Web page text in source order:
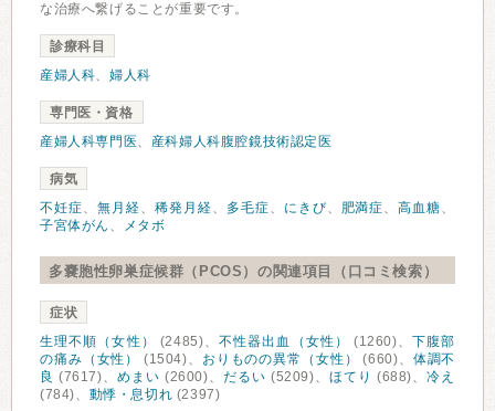
な治療へ繋げることが重要です。
診療科目
産婦人科、婦人科
専門医・資格
産婦人科専門医、 産科婦人科腹腔鏡技術認定医
病気
不妊症、 無月経、 稀発月経、 多毛症、 にきび、 肥満症、高血糖、
子宮体がん 、 メタボ
多嚢胞性卵巣症候群（PCOS）の関連項目（口コミ検索）
症状
生理不順（女性）
(2485)、不性器出血（女性） (1260)、下腹部
の痛み（女性）
(1504)、 おりものの異常（女性） (660)、 体調不
良 (7617)、 めまい (2600)、 だるい (5209)、 ほてり (688)、冷え
(784)、 動悸・息切れ (2397)